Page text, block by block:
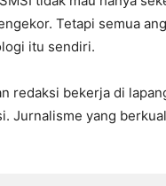
Tetapi semua
itu sendiri.
redaksi bekerja di
Jurnalisme yang